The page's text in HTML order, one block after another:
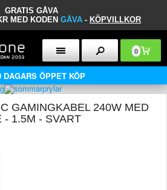
GRATIS GÅVA
MED KODEN GÅVA - KÖPVILLKOR
0
DAGARS ÖPPET KÖP
GAMINGKABEL 240W MED
- 1.5M - SVART